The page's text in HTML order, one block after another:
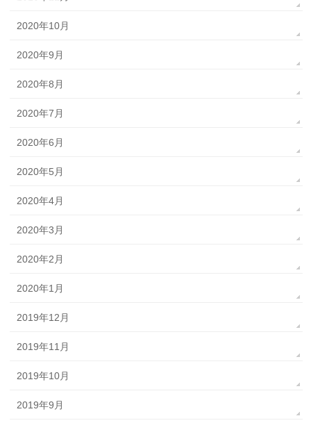
2020年10月
2020年9月
2020年8月
2020年7月
2020年6月
2020年5月
2020年4月
2020年3月
2020年2月
2020年1月
2019年12月
2019年11月
2019年10月
2019年9月